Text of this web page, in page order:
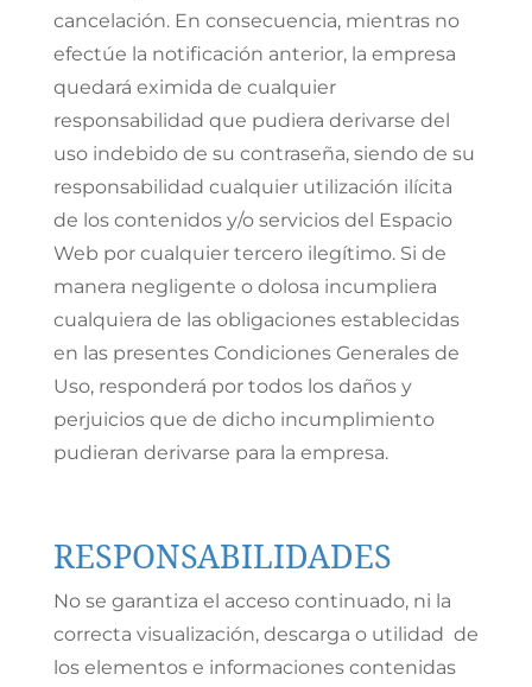
cancelación. En consecuencia, mientras no
efectúe la notificación anterior, la empresa
quedará eximida de cualquier
responsabilidad que pudiera derivarse del
uso indebido de su contraseña, siendo de su
responsabilidad cualquier utilización ilícita
de los contenidos y/o servicios del Espacio
Web por cualquier tercero ilegítimo. Si de
manera negligente o dolosa incumpliera
cualquiera de las obligaciones establecidas
en las presentes Condiciones Generales de
Uso, responderá por todos los daños y
perjuicios que de dicho incumplimiento
pudieran derivarse para la empresa.
RESPONSABILIDADES
No se garantiza el acceso continuado, ni la
correcta visualización, descarga o utilidad de
los elementos e informaciones contenidas